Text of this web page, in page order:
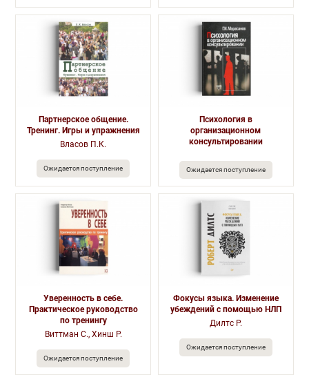
Партнерское общение.
Тренинг. Игры и упражнения
Власов П.К.
Ожидается поступление
Психология в
организационном
консультировании
Ожидается поступление
Уверенность в себе.
Практическое руководство
по тренингу
Виттман С., Хинш Р.
Ожидается поступление
Фокусы языка. Изменение
убеждений с помощью НЛП
Дилтс Р.
Ожидается поступление